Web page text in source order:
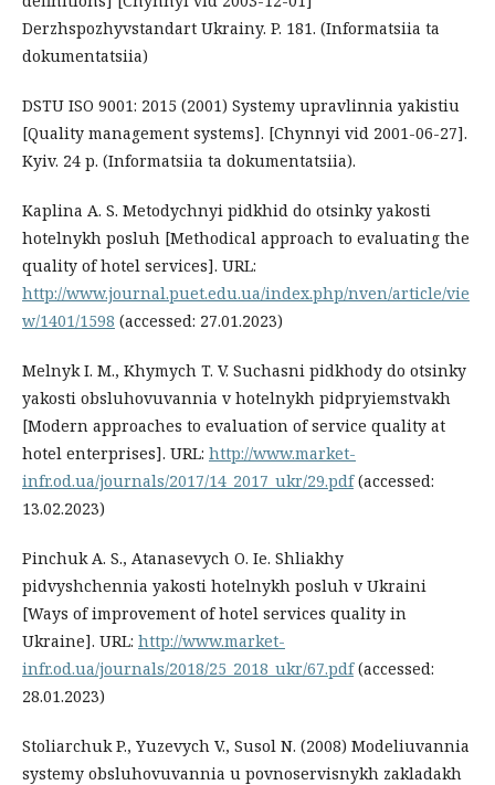
Derzhspozhyvstandart Ukrainy. P. 181. (Informatsiia ta
dokumentatsiia)
DSTU ISO 9001: 2015 (2001) Systemy upravlinnia yakistiu
[Quality management systems]. [Chynnyi vid 2001-06-27].
Kyiv. 24 p. (Informatsiia ta dokumentatsiia).
Kaplina A. S. Metodychnyi pidkhid do otsinky yakosti
hotelnykh posluh [Methodical approach to evaluating the
quality of hotel services]. URL:
http://www.journal.puet.edu.ua/index.php/nven/article/vie
w/1401/1598 (accessed: 27.01.2023)
Melnyk I. M., Khymych T. V. Suchasni pidkhody do otsinky
yakosti obsluhovuvannia v hotelnykh pidpryiemstvakh
[Modern approaches to evaluation of service quality at
hotel enterprises]. URL: http://www.market-
infr.od.ua/journals/2017/14_2017_ukr/29.pdf(accessed:
13.02.2023)
Pinchuk A. S., Atanasevych O. Ie. Shliakhy
pidvyshchennia yakosti hotelnykh posluh v Ukraini
[Ways of improvement of hotel services quality in
Ukraine]. URL: http://www.market-
infr.od.ua/journals/2018/25_2018_ukr/67.pdf(accessed:
28.01.2023)
Stoliarchuk P., Yuzevych V., Susol N. (2008) Modeliuvannia
systemy obsluhovuvannia u povnoservisnykh zakladakh